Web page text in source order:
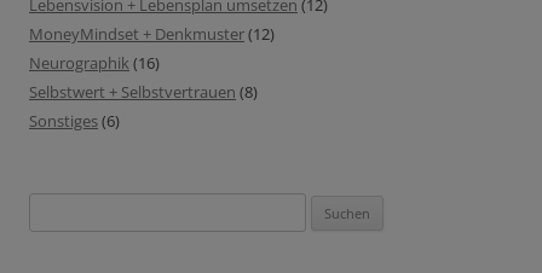
Lebensvision + Lebensplan umsetzen (12)
MoneyMindset + Denkmuster(12)
Neurographik(16)
Selbstwert + Selbstvertrauen (8)
Sonstiges(6)
nach: